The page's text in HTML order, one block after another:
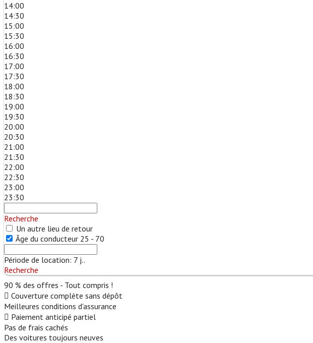
14:00
14:30
15:00
15:30
16:00
16:30
17:00
17:30
18:00
18:30
19:00
19:30
20:00
20:30
21:00
21:30
22:00
22:30
23:00
23:30
Recherche
Un autre lieu de retour
Âge du conducteur 25 - 70
Période de location: 7 j..
Recherche
90 % des offres - Tout compris !
Couverture complète sans dépôt
Meilleures conditions d'assurance
Paiement anticipé partiel
Pas de frais cachés
Des voitures toujours neuves